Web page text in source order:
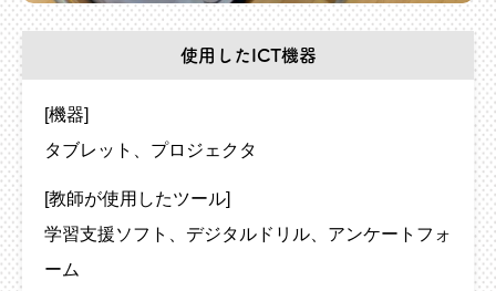
使用したICT機器
[機器]
タブレット
プロジェクタ
[教師が使用したツール]
学習支援ソフト
デジタルドリル
アンケートフォ
ーム